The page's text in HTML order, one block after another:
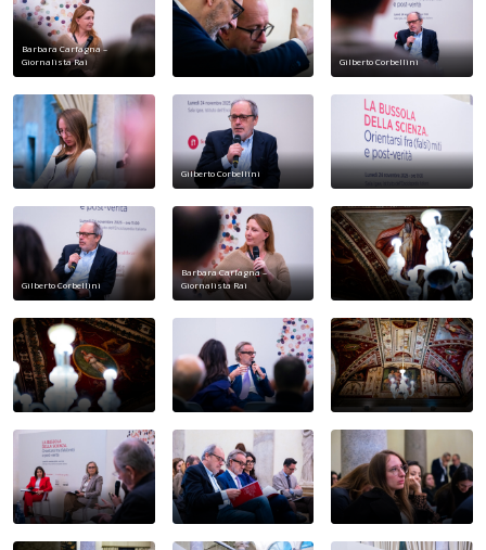
Barbara Carfagna –
Giornalista Rai
Gilberto Corbellini
Gilberto Corbellini
Gilberto Corbellini
Barbara Carfagna –
Giornalista Rai